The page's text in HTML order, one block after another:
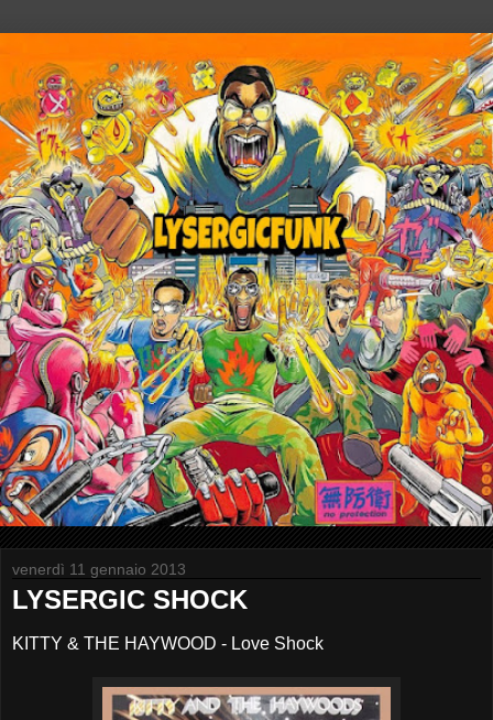
venerdì 11 gennaio 2013
LYSERGIC SHOCK
KITTY & THE HAYWOOD - Love Shock